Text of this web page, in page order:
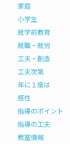
家庭
小学生
就学前教育
就職・就労
工夫・創造
工夫次第
年に１度は
感性
指導のポイント
指導の工夫
教室情報